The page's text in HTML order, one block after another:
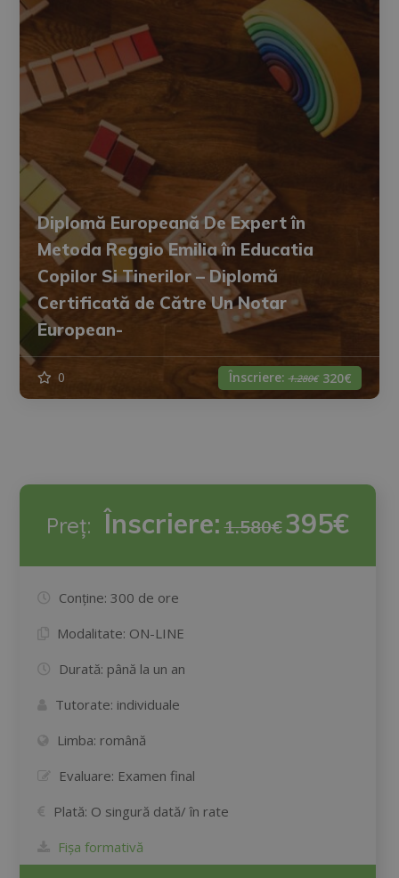
Diplomă Europeană De Expert în
Metoda Reggio Emilia în Educatia
Copilor Si Tinerilor – Diplomă
Certificată de Către Un Notar
European-
0 Înscriere:1.280€ 320€
Preț: Înscriere:1.580€395€
Conține: 300 de ore
Modalitate: ON-LINE
Durată: până la un an
Tutorate: individuale
Limba: română
Evaluare: Examen final
Plată: O singură dată/ în rate
Fișa formativă